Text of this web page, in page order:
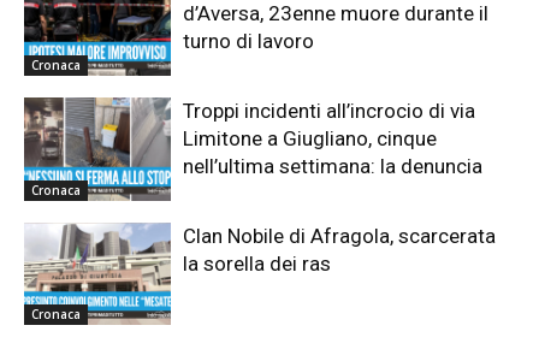
Cronaca
d’Aversa, 23enne muore durante il
turno di lavoro
Cronaca
Troppi incidenti all’incrocio di via
Limitone a Giugliano, cinque
nell’ultima settimana: la denuncia
Cronaca
Clan Nobile di Afragola, scarcerata
la sorella dei ras